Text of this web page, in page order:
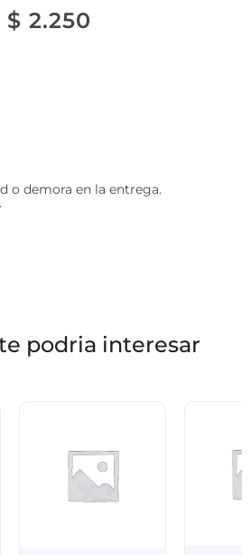
$ 2.250
o demora en la entrega.
podria interesar